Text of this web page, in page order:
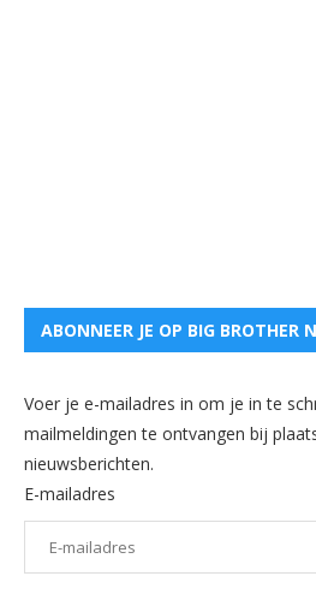
ABONNEER JE OP BIG BROTHER
Voer je e-mailadres in om je in te
mailmeldingen te ontvangen bij
nieuwsberichten.
E-mailadres